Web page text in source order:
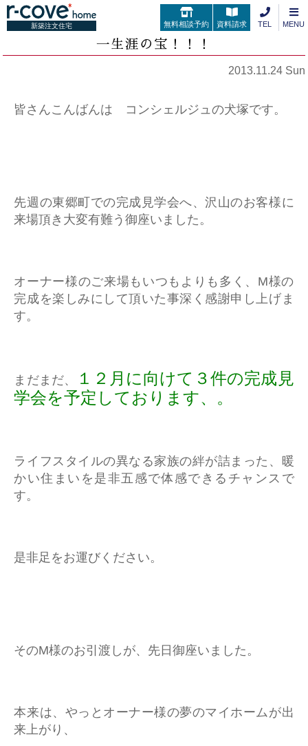
新築注文住宅 無料相談予約 資料請求 TEL MENU
一生涯の宝！！！
2013.11.24 Sun
皆さんこんばんは コンシェルジュの犬塚です。
先週の東郷町での完成見学会へ、沢山のお客様に
来場頂き大変有難う御座いました。
オーナー様のご来場もいつもよりも多く、M様の
完成を楽しみにして頂いた事深く感謝申し上げま
す。
まだまだ、
１２月に向けて３件の完成見
学会を予定しております、。
ライフスタイルの異なる家族の絆が詰まった、暖
かい住まいを是非五感で体感できるチャンスで
す。
是非足をお運びください。
そのM様のお引渡しが、先日御座いました。
本来は、やっとオーナー様の夢のマイホームが出
来上がり、